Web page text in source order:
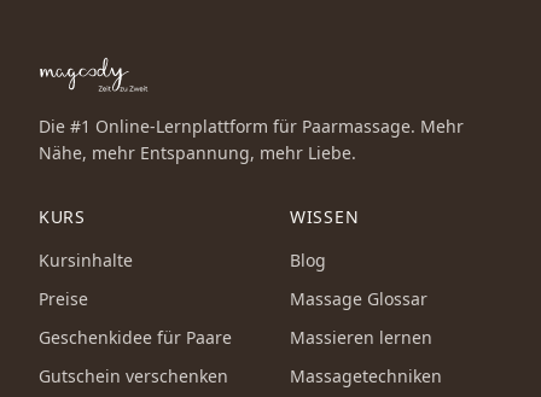
Die #1 Online-Lernplattform für Paarmassage. Mehr
Nähe, mehr Entspannung, mehr Liebe.
KURS
Kursinhalte
Preise
Geschenkidee für Paare
Gutschein verschenken
WISSEN
Blog
Massage Glossar
Massieren lernen
Massagetechniken